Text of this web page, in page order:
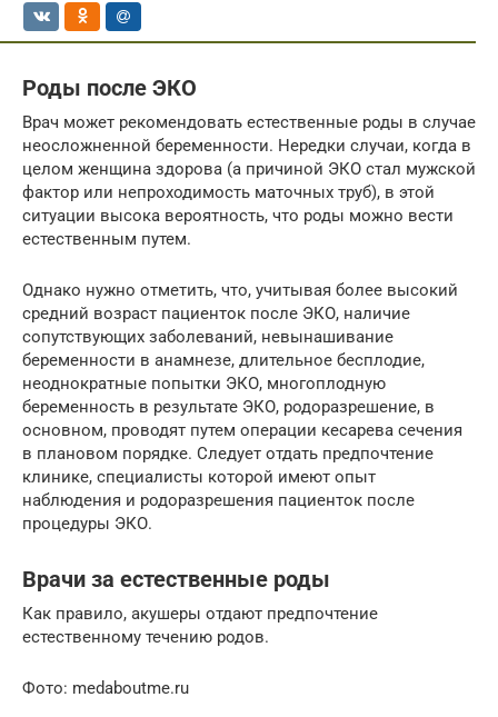
Роды после ЭКО
Врач может рекомендовать естественные роды в случае
неосложненной беременности. Нередки случаи, когда в
целом женщина здорова (а причиной ЭКО стал мужской
фактор или непроходимость маточных труб), в этой
ситуации высока вероятность, что роды можно вести
естественным путем.
Однако нужно отметить, что, учитывая более высокий
средний возраст пациенток после ЭКО, наличие
сопутствующих заболеваний, невынашивание
беременности в анамнезе, длительное бесплодие,
неоднократные попытки ЭКО, многоплодную
беременность в результате ЭКО, родоразрешение, в
основном, проводят путем операции кесарева сечения
в плановом порядке. Следует отдать предпочтение
клинике, специалисты которой имеют опыт
наблюдения и родоразрешения пациенток после
процедуры ЭКО.
Врачи за естественные роды
Как правило, акушеры отдают предпочтение
естественному течению родов.
Фото: medaboutme.ru